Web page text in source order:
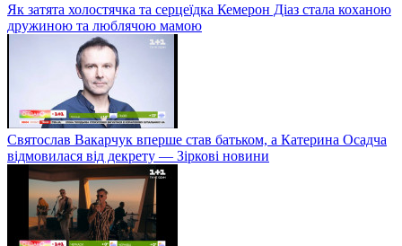
Як затята холостячка та серцеїдка Кемерон Діаз стала коханою
дружиною та люблячою мамою
Святослав Вакарчук вперше став батьком, а Катерина Осадча
відмовилася від декрету — Зіркові новини